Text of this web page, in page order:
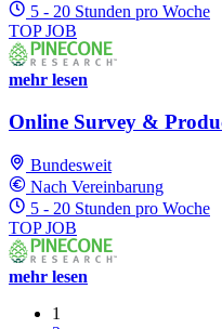
5 - 20 Stunden pro Woche
TOP JOB
mehr lesen
Online Survey &
Bundesweit
Nach Vereinbarung
5 - 20 Stunden pro Woche
TOP JOB
mehr lesen
1